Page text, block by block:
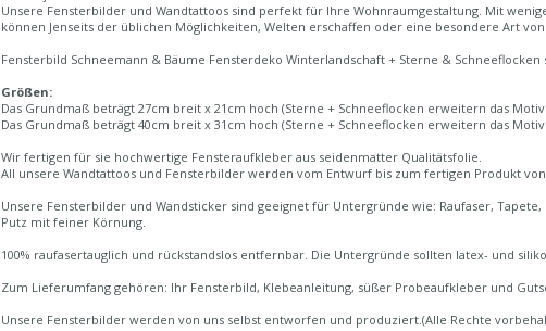
Unsere Fensterbilder und Wandtattoos sind perfekt für Ihre Wohnraumgestaltung. Mit
können Jenseits der üblichen Möglichkeiten, Welten erschaffen oder eine besondere Art
Fensterbild Schneemann & Bäume Fensterdeko Winterlandschaft + Sterne &
Größen:
Das Grundmaß beträgt 27cm breit x 21cm hoch (Sterne + Schneeflocken erweitern das
Das Grundmaß beträgt 40cm breit x 31cm hoch (Sterne + Schneeflocken erweitern das
Wir fertigen für sie hochwertige Fensteraufkleber aus seidenmatter Qualitätsfolie.
All unsere Wandtattoos und Fensterbilder werden vom Entwurf bis zum fertigen Produkt
Unsere Fensterbilder und Wandsticker sind geeignet für Untergründe wie: Raufaser,
Putz mit feiner Körnung.
100% raufasertauglich und rückstandslos entfernbar. Die Untergründe sollten latex- und
Zum Lieferumfang gehören: Ihr Fensterbild, Klebeanleitung, süßer Probeaufkleber und
Unsere Fensterbilder werden von uns selbst entworfen und produziert.(Alle Rechte